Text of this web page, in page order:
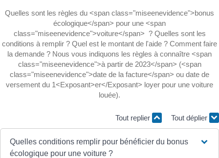
Quelles sont les règles du <span class="miseenevidence">bonus
écologique</span> pour une <span
class="miseenevidence">voiture</span> ? Quelles sont les
conditions à remplir ? Quel est le montant de l'aide ? Comment faire
la demande ? Nous vous indiquons les règles à connaître <span
class="miseenevidence">à partir de 2023</span> (<span
class="miseenevidence">date de la facture</span> ou date de
versement du 1<Exposant>er</Exposant> loyer pour une voiture
louée).
Tout replier Tout déplier
Quelles conditions remplir pour bénéficier du bonus
écologique pour une voiture ?